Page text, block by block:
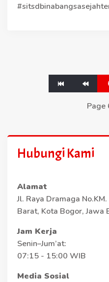
Page
Hubungi Kami
Alamat
Jl. Raya Dramaga
Barat, Kota Bogor, Jawa
Jam Kerja
Senin–Jum’at:
07:15 - 15:00 WIB
Media Sosial